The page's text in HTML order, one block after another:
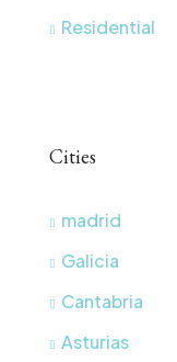
Residential
Cities
madrid
Galicia
Cantabria
Asturias